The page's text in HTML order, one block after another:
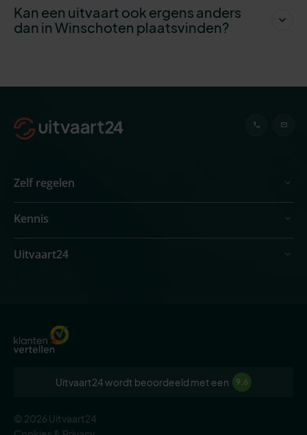
Kan een uitvaart ook ergens anders
dan in Winschoten plaatsvinden?
Zelf regelen
Kennis
Uitvaart24
Uitvaart24 wordt beoordeeld met een 9,6
© 2026 Uitvaart24